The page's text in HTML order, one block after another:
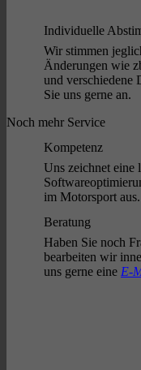
Individuelle
Wir stimmen
Änderungen wie
und verschiedene
Sie uns gerne an.
Noch mehr Service
Kompetenz
Uns zeichnet eine
im Motorsport aus.
Beratung
Haben Sie noch
bearbeiten wir
uns gerne eine E-